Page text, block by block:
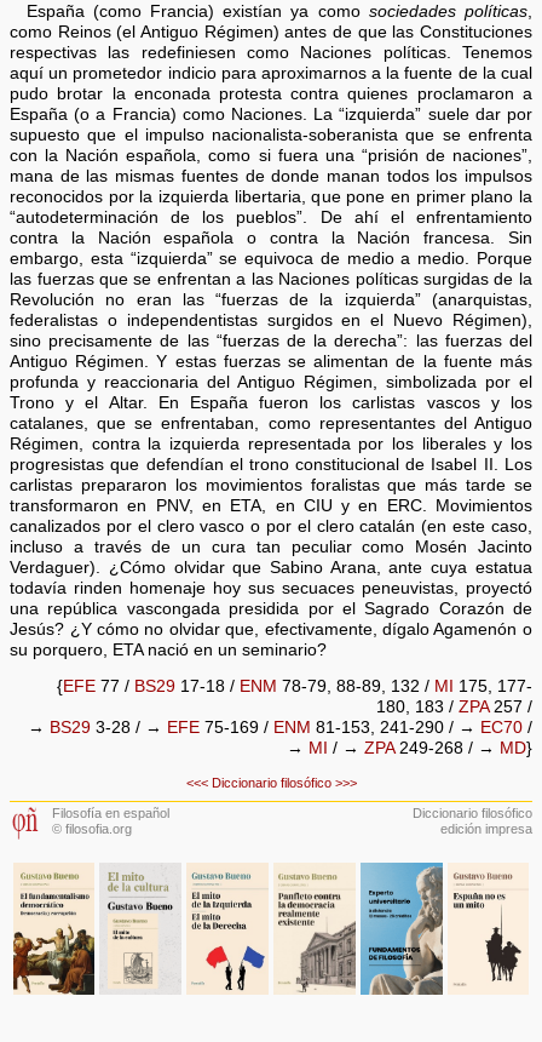
España (como Francia) existían ya como sociedades políticas,
como Reinos (el Antiguo Régimen) antes de que las Constituciones
respectivas las redefiniesen como Naciones políticas. Tenemos
aquí un prometedor indicio para aproximarnos a la fuente de la cual
pudo brotar la enconada protesta contra quienes proclamaron a
España (o a Francia) como Naciones. La “izquierda” suele dar por
supuesto que el impulso nacionalista-soberanista que se enfrenta
con la Nación española, como si fuera una “prisión de naciones”,
mana de las mismas fuentes de donde manan todos los impulsos
reconocidos por la izquierda libertaria, que pone en primer plano la
“autodeterminación de los pueblos”. De ahí el enfrentamiento
contra la Nación española o contra la Nación francesa. Sin
embargo, esta “izquierda” se equivoca de medio a medio. Porque
las fuerzas que se enfrentan a las Naciones políticas surgidas de la
Revolución no eran las “fuerzas de la izquierda” (anarquistas,
federalistas o independentistas surgidos en el Nuevo Régimen),
sino precisamente de las “fuerzas de la derecha”: las fuerzas del
Antiguo Régimen. Y estas fuerzas se alimentan de la fuente más
profunda y reaccionaria del Antiguo Régimen, simbolizada por el
Trono y el Altar. En España fueron los carlistas vascos y los
catalanes, que se enfrentaban, como representantes del Antiguo
Régimen, contra la izquierda representada por los liberales y los
progresistas que defendían el trono constitucional de Isabel II. Los
carlistas prepararon los movimientos foralistas que más tarde se
transformaron en PNV, en ETA, en CIU y en ERC. Movimientos
canalizados por el clero vasco o por el clero catalán (en este caso,
incluso a través de un cura tan peculiar como Mosén Jacinto
Verdaguer). ¿Cómo olvidar que Sabino Arana, ante cuya estatua
todavía rinden homenaje hoy sus secuaces peneuvistas, proyectó
una república vascongada presidida por el Sagrado Corazón de
Jesús? ¿Y cómo no olvidar que, efectivamente, dígalo Agamenón o
su porquero, ETA nació en un seminario?
{EFE77 / BS2917-18 / ENM 78-79, 88-89, 132 / MI
175, 177-
180, 183 / ZPA257 /
→ BS293-28 / → EFE75-169 / ENM 81-153, 241-290 / → EC70/
→ MI / → ZPA249-268 / → MD}
<<< Diccionario filosófico >>>
Filosofía en español
© filosofia.org
Diccionario filosófico
edición impresa